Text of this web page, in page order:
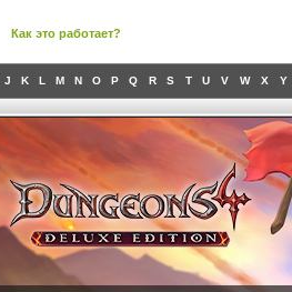
Как это работает?
J K L M N O P Q R S T U V W X Y